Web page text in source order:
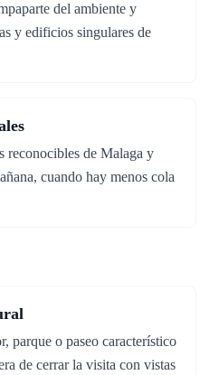
del ambiente y
y edificios singulares de
reconocibles de Malaga y
cuando hay menos cola
parque o paseo característico
de cerrar la visita con vistas